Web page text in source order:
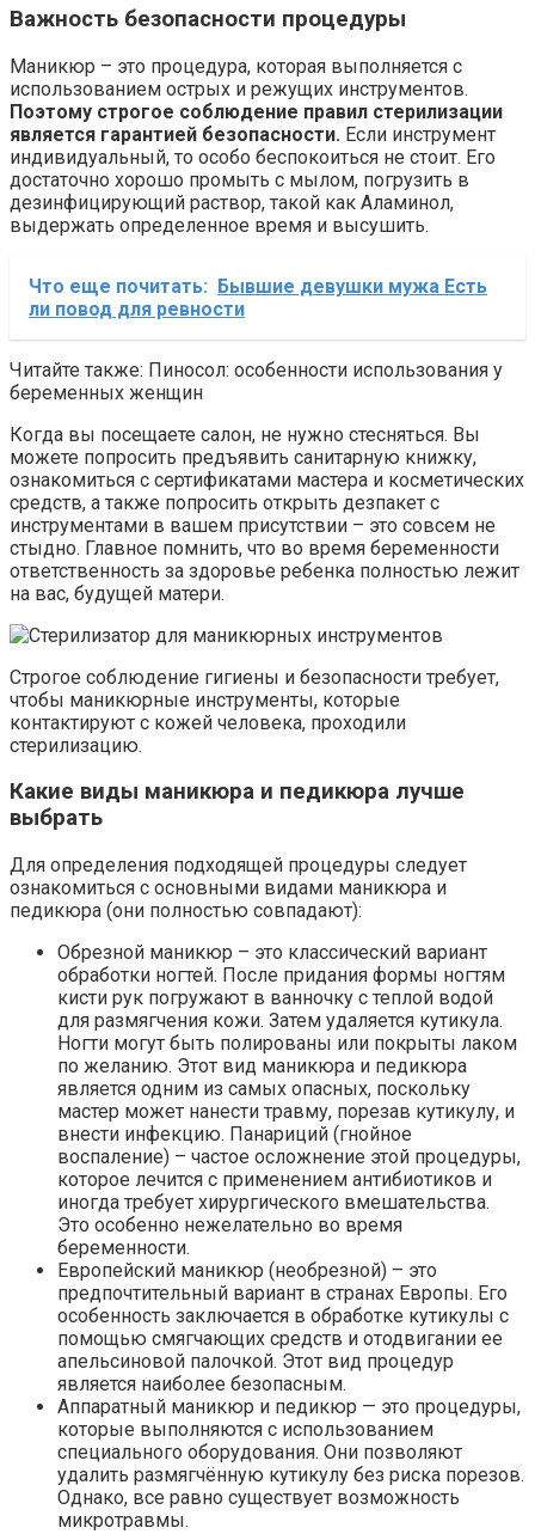
Важность безопасности процедуры
Маникюр – это процедура, которая выполняется с
использованием острых и режущих инструментов.
Поэтому строгое соблюдение правил стерилизации
является гарантией безопасности. Если инструмент
индивидуальный, то особо беспокоиться не стоит. Его
достаточно хорошо промыть с мылом, погрузить в
дезинфицирующий раствор, такой как Аламинол,
выдержать определенное время и высушить.
Что еще почитать: Бывшие девушки мужа Есть
ли повод для ревности
Читайте также: Пиносол: особенности использования у
беременных женщин
Когда вы посещаете салон, не нужно стесняться. Вы
можете попросить предъявить санитарную книжку,
ознакомиться с сертификатами мастера и косметических
средств, а также попросить открыть дезпакет с
инструментами в вашем присутствии – это совсем не
стыдно. Главное помнить, что во время беременности
ответственность за здоровье ребенка полностью лежит
на вас, будущей матери.
Строгое соблюдение гигиены и безопасности требует,
чтобы маникюрные инструменты, которые
контактируют с кожей человека, проходили
стерилизацию.
Какие виды маникюра и педикюра лучше
выбрать
Для определения подходящей процедуры следует
ознакомиться с основными видами маникюра и
педикюра (они полностью совпадают):
Обрезной маникюр – это классический вариант
обработки ногтей. После придания формы ногтям
кисти рук погружают в ванночку с теплой водой
для размягчения кожи. Затем удаляется кутикула.
Ногти могут быть полированы или покрыты лаком
по желанию. Этот вид маникюра и педикюра
является одним из самых опасных, поскольку
мастер может нанести травму, порезав кутикулу, и
внести инфекцию. Панариций (гнойное
воспаление) – частое осложнение этой процедуры,
которое лечится с применением антибиотиков и
иногда требует хирургического вмешательства.
Это особенно нежелательно во время
беременности.
Европейский маникюр (необрезной) – это
предпочтительный вариант в странах Европы. Его
особенность заключается в обработке кутикулы с
помощью смягчающих средств и отодвигании ее
апельсиновой палочкой. Этот вид процедур
является наиболее безопасным.
Аппаратный маникюр и педикюр — это процедуры,
которые выполняются с использованием
специального оборудования. Они позволяют
удалить размягчённую кутикулу без риска порезов.
Однако, все равно существует возможность
микротравмы.